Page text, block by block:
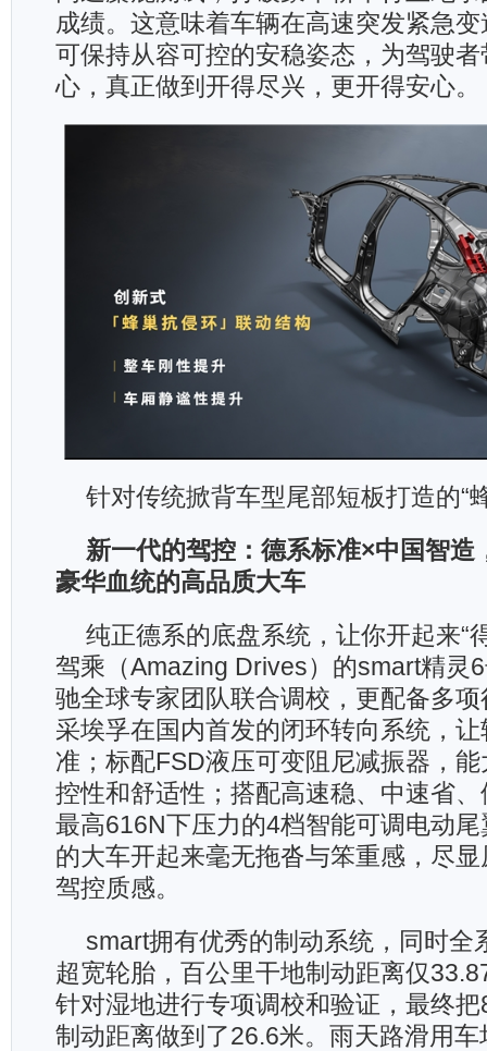
成绩。这意味着车辆在高速突发紧急
可保持从容可控的安稳姿态，为驾驶
心，真正做到开得尽兴，更开得安心。
针对传统掀背车型尾部短板打造的“
新一代的驾控：德系标准×中国智造
豪华血统的高品质大车
纯正德系的底盘系统，让你开起来“
驾乘（Amazing Drives）的smart精灵
驰全球专家团队联合调校，更配备多
采埃孚在国内首发的闭环转向系统，
准；标配FSD液压可变阻尼减振器，
控性和舒适性；搭配高速稳、中速省
最高616N下压力的4档智能可调电动
的大车开起来毫无拖沓与笨重感，尽
驾控质感。
smart拥有优秀的制动系统，同时全
超宽轮胎，百公里干地制动距离仅
针对湿地进行专项调校和验证，最终
制动距离做到了26.6米。雨天路滑用